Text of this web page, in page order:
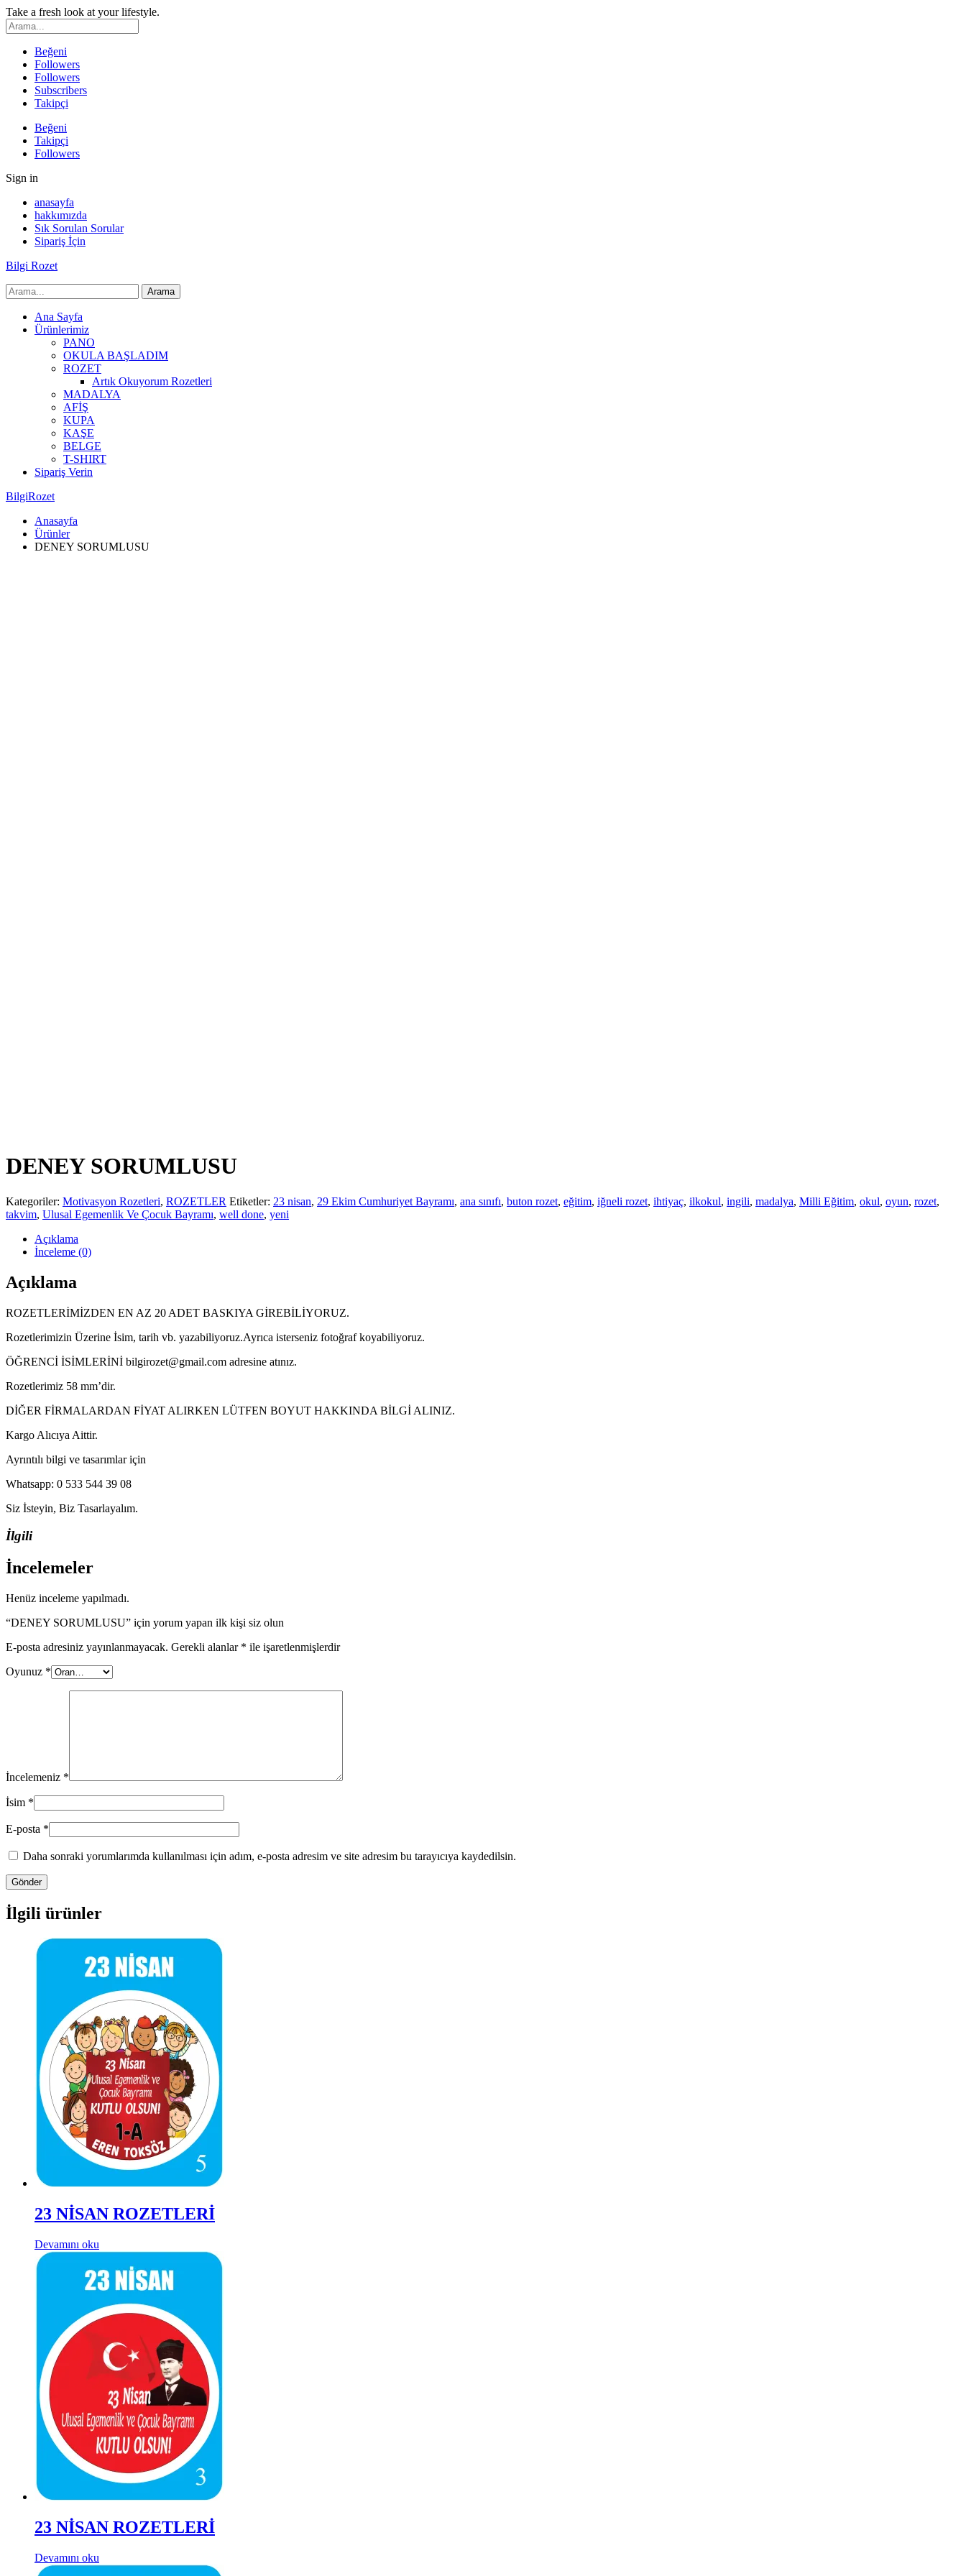
Take a fresh look at your lifestyle.
Beğeni
Followers
Followers
Subscribers
Takipçi
Beğeni
Takipçi
Followers
Sign in
anasayfa
hakkımızda
Sık Sorulan Sorular
Sipariş İçin
Bilgi Rozet
Ana Sayfa
Ürünlerimiz
PANO
OKULA BAŞLADIM
ROZET
Artık Okuyorum Rozetleri
MADALYA
AFİŞ
KUPA
KAŞE
BELGE
T-SHIRT
Sipariş Verin
BilgiRozet
Anasayfa
Ürünler
DENEY SORUMLUSU
DENEY SORUMLUSU
Kategoriler: Motivasyon Rozetleri, ROZETLER Etiketler: 23 nisan, 29 Ekim Cumhuriyet Bayramı, ana sınıfı, buton rozet, eğitim, iğneli rozet, ihtiyaç, ilkokul, ingili, madalya, Milli Eğitim, okul, oyun, rozet,
takvim, Ulusal Egemenlik Ve Çocuk Bayramı, well done, yeni
Açıklama
İnceleme (0)
Açıklama
ROZETLERİMİZDEN EN AZ 20 ADET BASKIYA GİREBİLİYORUZ.
Rozetlerimizin Üzerine İsim, tarih vb. yazabiliyoruz.Ayrıca isterseniz fotoğraf koyabiliyoruz.
ÖĞRENCİ İSİMLERİNİ bilgirozet@gmail.com adresine atınız.
Rozetlerimiz 58 mm’dir.
DİĞER FİRMALARDAN FİYAT ALIRKEN LÜTFEN BOYUT HAKKINDA BİLGİ ALINIZ.
Kargo Alıcıya Aittir.
Ayrıntılı bilgi ve tasarımlar için
Whatsapp: 0 533 544 39 08
Siz İsteyin, Biz Tasarlayalım.
İlgili
İncelemeler
Henüz inceleme yapılmadı.
“DENEY SORUMLUSU” için yorum yapan ilk kişi siz olun
E-posta adresiniz yayınlanmayacak. Gerekli alanlar * ile işaretlenmişlerdir
Oyunuz *
İncelemeniz *
İsim *
E-posta *
Daha sonraki yorumlarımda kullanılması için adım, e-posta adresim ve site adresim bu tarayıcıya kaydedilsin.
İlgili ürünler
23 NİSAN ROZETLERİ
Devamını oku
23 NİSAN ROZETLERİ
Devamını oku